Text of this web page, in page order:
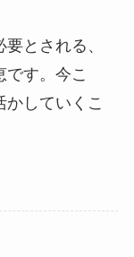
とされる、
す。今こ
していくこ